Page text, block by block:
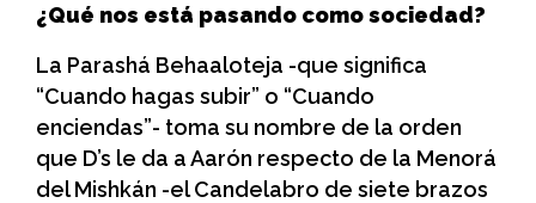
¿Qué nos está pasando como sociedad?
La Parashá Behaaloteja -que significa
“Cuando hagas subir” o “Cuando
enciendas”- toma su nombre de la orden
que D’s le da a Aarón respecto de la Menorá
del Mishkán -el Candelabro de siete brazos